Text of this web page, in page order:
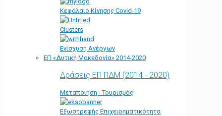
Κεφάλαιο Κίνησης Covid-19
Clusters
Ενίσχυση Ανέργων
ΕΠ «Δυτική Μακεδονία» 2014-2020
Δράσεις ΕΠ ΠΔΜ (2014 - 2020)
Μεταποίηση - Τουρισμός
Εξωστρεφής Επιχειρηματικότητα